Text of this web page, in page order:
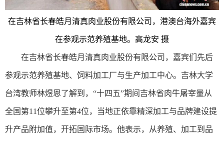
在吉林省长春皓月清真肉业股份有限公司，港澳台海外嘉宾
在参观示范养殖基地。高龙安 摄
在吉林省长春皓月清真肉业股份有限公司，嘉宾们先后
参观示范养殖基地、饲料加工厂与生产加工中心。吉林大学
台湾教师林煜恩了解到，“十四五”期间吉林省肉牛屠宰量从
全国第11位攀升至第4位，当地正依靠精深加工与品牌建设提
升产品附加值，开拓国际市场。他表示，从养殖、加工到品